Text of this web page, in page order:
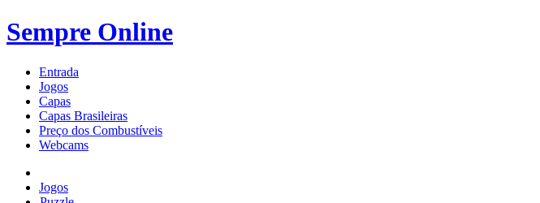
Sempre Online
Entrada
Jogos
Capas
Capas Brasileiras
Preço dos Combustíveis
Webcams
Jogos